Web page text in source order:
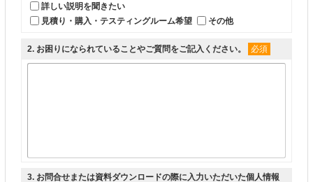
詳しい説明を聞きたい
見積り・購入・テスティングルーム希望
その他
2. お困りになられていることやご質問をご記入ください。 必須
3. お問合せまたは資料ダウンロードの際に入力いただいた個人情報